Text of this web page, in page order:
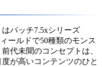
パッチ7.5xシリーズ
ールドで50種類のモンス
代未聞のコンセプトは、
が高いコンテンツのひと